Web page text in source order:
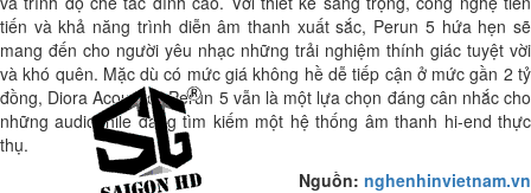
tiến và khả năng trình diễn âm thanh xuất sắc, Perun 5 hứa hẹn sẽ
mang đến cho người yêu nhạc những trải nghiệm thính giác tuyệt vời
và khó quên. Mặc dù có mức giá không hề dễ tiếp cận ở mức gần 2 tỷ
đồng, Diora Acoustics Perun 5 vẫn là một lựa chọn đáng cân nhắc cho
những audiophile đang tìm kiếm một hệ thống âm thanh hi-end thực
thụ.
Nguồn: nghenhinvietnam.vn